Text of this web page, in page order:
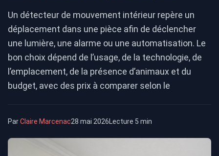
Un détecteur de mouvement intérieur repère un
déplacement dans une pièce afin de déclencher
une lumière, une alarme ou une automatisation. Le
bon choix dépend de l’usage, de la technologie, de
l’emplacement, de la présence d’animaux et du
budget, avec des prix à comparer selon le
ParClaire Marcenac28 mai 2026Lecture 5 min